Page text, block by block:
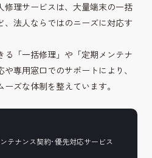
修理サービスは、大量端末の一括
法人ならではのニーズに対応す
「一括修理」や「定期メンテナ
専用窓口でのサポートにより、
ズな体制を整えています。
テナンス契約 優先対応サービス